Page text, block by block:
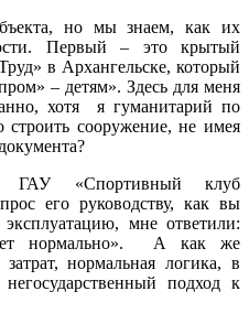
но мы знаем, как их
Первый – это крытый
в Архангельске, который
– детям». Здесь для меня
хотя я гуманитарий по
сооружение, не имея
ГАУ «Спортивный клуб
его руководству, как вы
мне ответили:
нормально». А как же
затрат, нормальная логика, в
подход к